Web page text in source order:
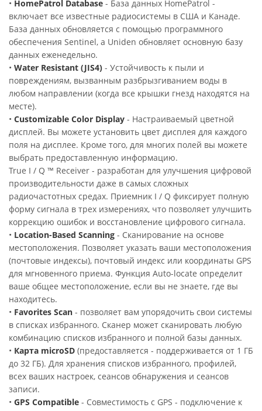
• HomePatrol Database - База данных HomePatrol -
включает все известные радиосистемы в США и Канаде.
База данных обновляется с помощью программного
обеспечения Sentinel, а Uniden обновляет основную базу
данных еженедельно.
• Water Resistant (JIS4) - Устойчивость к пыли и
повреждениям, вызванным разбрызгиванием воды в
любом направлении (когда все крышки гнезд находятся на
месте).
• Customizable Color Display - Настраиваемый цветной
дисплей. Вы можете установить цвет дисплея для каждого
поля на дисплее. Кроме того, для многих полей вы можете
выбрать предоставленную информацию.
True I / Q ™ Receiver - разработан для улучшения цифровой
производительности даже в самых сложных
радиочастотных средах. Приемник I / Q фиксирует полную
форму сигнала в трех измерениях, что позволяет улучшить
коррекцию ошибок и восстановление цифрового сигнала.
• Location-Based Scanning - Сканирование на основе
местоположения. Позволяет указать ваши местоположения
(почтовые индексы), почтовый индекс или координаты GPS
для мгновенного приема. Функция Auto-locate определит
ваше общее местоположение, если вы не знаете, где вы
находитесь.
• Favorites Scan - позволяет вам упорядочить свои системы
в списках избранного. Сканер может сканировать любую
комбинацию списков избранного и полной базы данных.
• Карта microSD (предоставляется - поддерживается от 1 ГБ
до 32 ГБ). Для хранения списков избранного, профилей,
всех ваших настроек, сеансов обнаружения и сеансов
записи.
• GPS Compatible - Совместимость с GPS - подключение к